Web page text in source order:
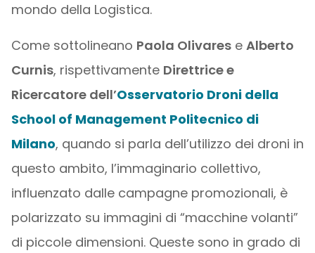
mondo della Logistica.
Come sottolineano Paola Olivarese Alberto
Curnis, rispettivamente Direttrice e
Ricercatore dell’Osservatorio Droni della
School of Management Politecnico di
Milano, quando si parla dell’utilizzo dei droni in
questo ambito, l’immaginario collettivo,
influenzato dalle campagne promozionali, è
polarizzato su immagini di “macchine volanti”
di piccole dimensioni. Queste sono in grado di